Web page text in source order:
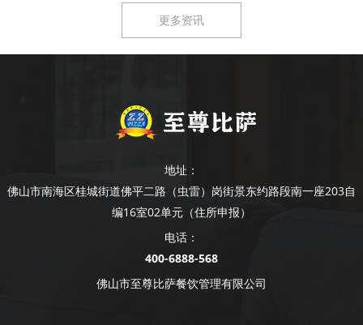
更多资讯
地址：
佛山市南海区桂城街道佛平二路（虫雷）岗街景东约路段南一座203自
编16室02单元（住所申报）
电话：
400-6888-568
佛山市至尊比萨餐饮管理有限公司